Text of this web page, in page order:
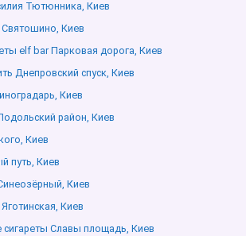
Тютюнника, Киев
Святошино, Киев
elf bar Парковая дорога, Киев
Днепровский спуск, Киев
Киев
район, Киев
Киев
путь, Киев
Киев
Киев
сигареты Славы площадь, Киев